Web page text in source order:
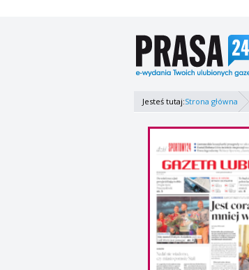
Jesteś tutaj:Strona główna